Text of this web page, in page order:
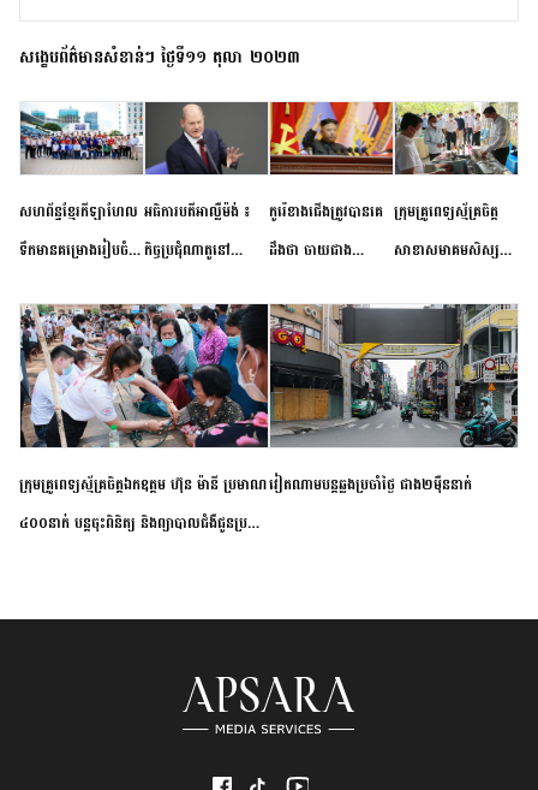
សង្ខេបព័ត៌មានសំខាន់ៗ ថ្ងៃទី១១ តុលា ២០២៣
សហព័ន្ធខ្មែរកីឡាហែល
ទឹកមានគម្រោងរៀបចំ
កម្រិតបឋម ដល់ឧត្តម
សិក្សានាពេលខាងមុខ
អធិការបតីអាល្លឺម៉ង់ ៖
កិច្ចប្រជុំណាតូនៅ
ខាងមុខនឹងបញ្ជូនសញ្ញា
នៃភាពស្អិតរមួត និង
ការប្តេជ្ញាចិត្ត
កូរ៉េខាងជើងត្រូវបានគេ
ដឹងថា ចាយជាង
អភិវឌ្ឍន៍នុយក្លេអ៊ែរ
ក្រុមគ្រូពេទ្យស្ម័គ្រចិត្ត
សាខាសមាគមសិស្ស
ខេត្តកំពង់ចាម ចុះពិនិត្យ
ពិគ្រោះជំងឺទូទៅ និងផ្តល់
ថ្នាំពេទ្យជូនប្រជាពលរដ្ឋ
រស់នៅសង្កាត់បឹងកុក
ក្រុមគ្រូពេទ្យស្ម័គ្រចិត្តឯកឧត្តម ហ៊ុន ម៉ានី ប្រមាណ
៤០០នាក់ បន្តចុះពិនិត្យ និងព្យាបាលជំងឺជូនប្រជា
វៀតណាម​បន្ត​ឆ្លង​ប្រចាំថ្ងៃ​ ​ជាង​២​ម៉ឺន​នាក់​